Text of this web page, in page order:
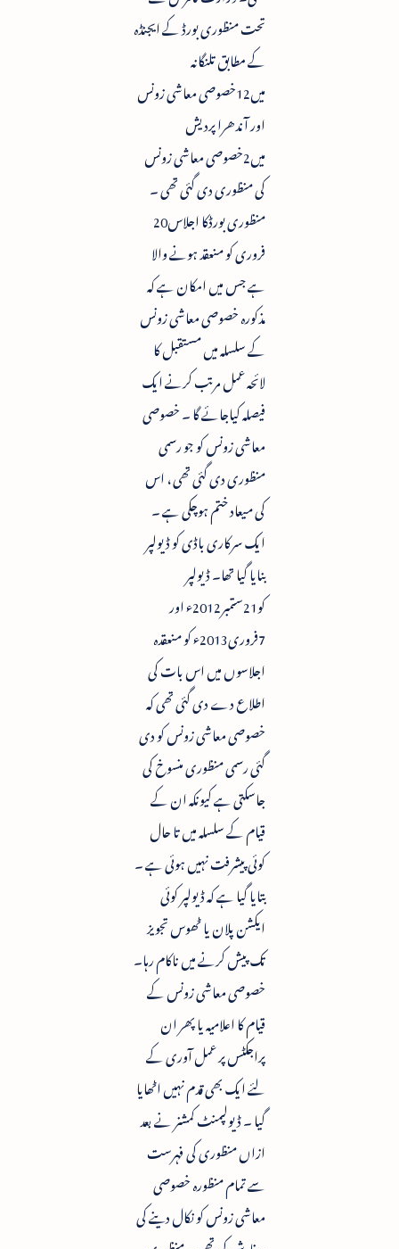
تحت منظوری بورڈ کے ایجنڈہ
کے مطابق تلنگانہ
میں12خصوصی معاشی زونس
اور آندھرا پردیش
میں2خصوصی معاشی زونس
کی منظوری دی گئی تھی ۔
منظوری بورڈکا اجلاس20
فروری کو منعقد ہونے والا
ہے جس میں امکان ہے کہ
مذکورہ خصوصی معاشی زونس
کے سلسلہ میں مستقبل کا
لائحہ عمل مرتب کرنے ایک
فیصلہ کیاجائے گا ۔ خصوصی
معاشی زونس کو جو رسمی
منظوری دی گئی تھی ، اس
کی میعاد ختم ہوچکی ہے ۔
ایک سرکاری باڈی کو ڈیولپر
بنایا گیا تھا۔ ڈیولپر
کو21ستمبر2012ء اور
7فروری2013ء کو منعقدہ
اجلاسوں میں اس بات کی
اطلاع دے دی گئی تھی کہ
خصوصی معاشی زونس کو دی
گئی رسمی منظوری منسوخ کی
جاسکتی ہے کیونکہ ان کے
قیام کے سلسلہ میں تا حال
کوئی پیشرفت نہیں ہوئی ہے ۔
بتایا گیا ہے کہ ڈیولپر کوئی
ایکشن پلان یا ٹھوس تجویز
تک پیش کرنے میں ناکام رہا۔
خصوصی معاشی زونس کے
قیام کا اعلامیہ یا پھر ان
پراجکٹس پر عمل آوری کے
لئے ایک بھی قدم نہیں اٹھایا
گیا ۔ ڈیولپمنٹ کمشنر نے بعد
ازاں منظوری کی فہرست
سے تمام منظورہ خصوصی
معاشی زونس کو نکال دینے کی